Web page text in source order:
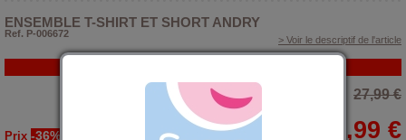
ENSEMBLE T-SHIRT ET SHORT ANDRY
Ref. P-006672
> Voir le descriptif de l'article
27,99 €
Prix -36% 17,99 €